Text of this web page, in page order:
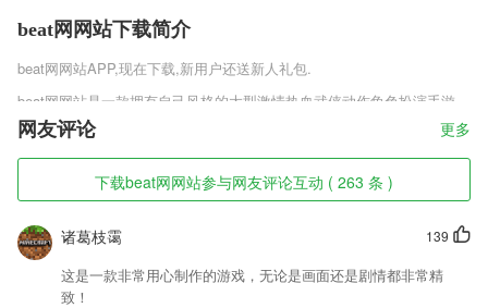
beat网网站下载简介
beat网网站APP,现在下载,新用户还送新人礼包.
beat网网站是一款拥有自己风格的大型激情热血武侠动作角色扮演手游，
诸多经典武侠职业角色完美复现，全新武侠对决设定，带给你最别致风味
的浪漫体验，学习各种激情的武侠绝技，飞速提升角色战斗实力，自由的
玩转这个武林江湖世界，新血刀江湖手游打造出自己的神话故事。
beat网网站软件特色
1,音乐电台：集浏览、搜索、频道管理于一体的综合音乐服务，总之和音
乐播放器相关的能力，这里应有尽有
2,财务统计及销售提成结算问题,一键搞定
网友评论 更多
下载beat网网站参与网友评论互动 ( 263 条 )
139
诸葛枝霭
这是一款非常用心制作的游戏，无论是画面还是剧情都非常精
致！